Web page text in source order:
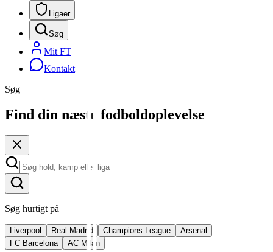
Ligaer
Søg
Mit FT
Kontakt
Søg
Find din næste fodboldoplevelse
Søg hurtigt på
Liverpool Real Madrid Champions League
Arsenal
FC Barcelona
AC Milan